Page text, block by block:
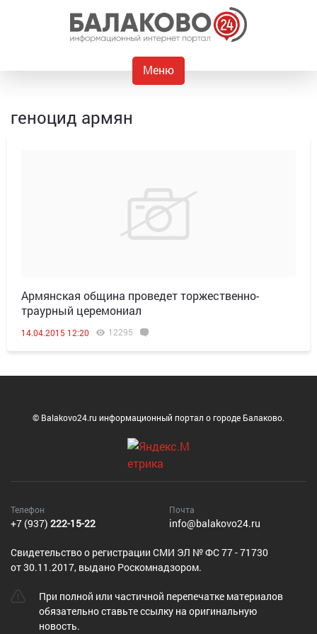
Меню
геноцид армян
Армянская община проведет торжественно-
траурный церемониал
14.04.2015 12:20 12295
© Balakovo24.ru информационный портал о городе Балаково.
Телефон
+7 (937) 222-15-22
Почта
info@balakovo24.ru
Cвидетельство о регистрации СМИ ЭЛ № ФС 77 - 71730
от 30.11.2017, выдано Роскомнадзором.
При полной или частичной перепечатке материалов
обязательно ставьте ссылку на оригинальную
новость.